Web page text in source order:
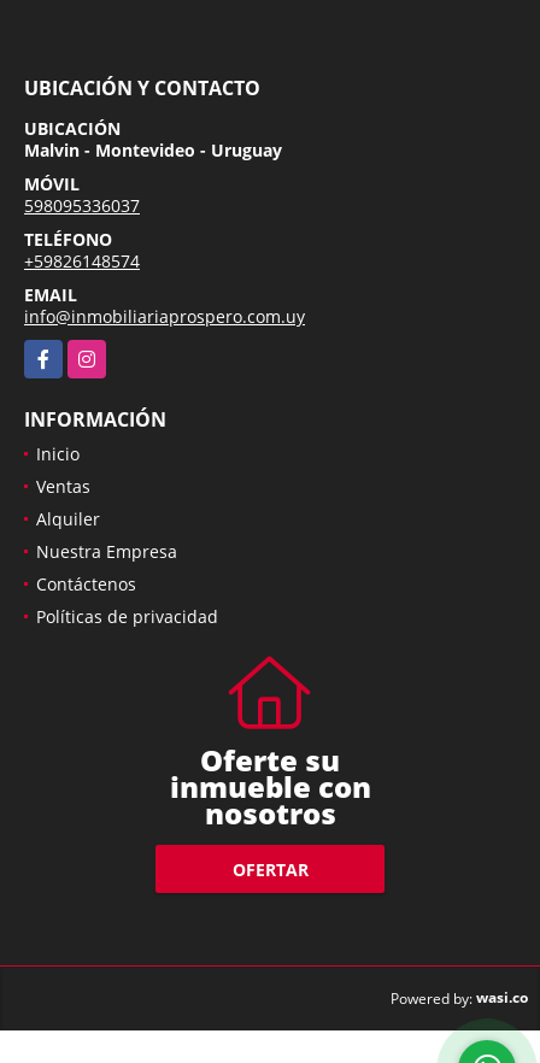
UBICACIÓN Y CONTACTO
UBICACIÓN
Malvin - Montevideo - Uruguay
MÓVIL
598095336037
TELÉFONO
+59826148574
EMAIL
info@inmobiliariaprospero.com.uy
FacebookInstagram
INFORMACIÓN
Inicio
Ventas
Alquiler
Nuestra Empresa
Contáctenos
Políticas de privacidad
Oferte su
inmueble con
nosotros
OFERTAR
Powered by:wasi.co